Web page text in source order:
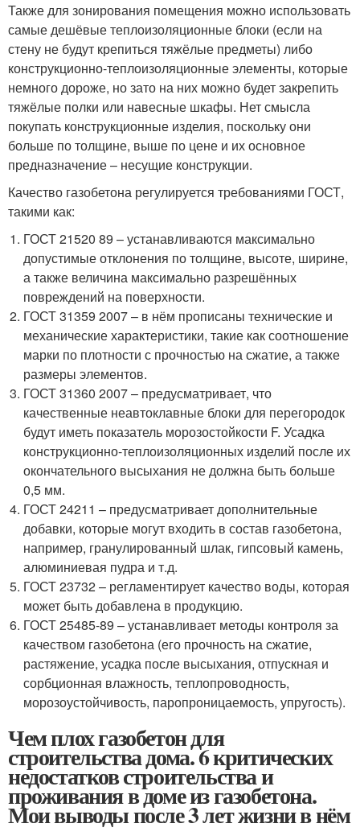
Также для зонирования помещения можно использовать
самые дешёвые теплоизоляционные блоки (если на
стену не будут крепиться тяжёлые предметы) либо
конструкционно-теплоизоляционные элементы, которые
немного дороже, но зато на них можно будет закрепить
тяжёлые полки или навесные шкафы. Нет смысла
покупать конструкционные изделия, поскольку они
больше по толщине, выше по цене и их основное
предназначение – несущие конструкции.
Качество газобетона регулируется требованиями ГОСТ,
такими как:
ГОСТ 21520 89 – устанавливаются максимально
допустимые отклонения по толщине, высоте, ширине,
а также величина максимально разрешённых
повреждений на поверхности.
ГОСТ 31359 2007 – в нём прописаны технические и
механические характеристики, такие как соотношение
марки по плотности с прочностью на сжатие, а также
размеры элементов.
ГОСТ 31360 2007 – предусматривает, что
качественные неавтоклавные блоки для перегородок
будут иметь показатель морозостойкости F. Усадка
конструкционно-теплоизоляционных изделий после их
окончательного высыхания не должна быть больше
0,5 мм.
ГОСТ 24211 – предусматривает дополнительные
добавки, которые могут входить в состав газобетона,
например, гранулированный шлак, гипсовый камень,
алюминиевая пудра и т.д.
ГОСТ 23732 – регламентирует качество воды, которая
может быть добавлена в продукцию.
ГОСТ 25485-89 – устанавливает методы контроля за
качеством газобетона (его прочность на сжатие,
растяжение, усадка после высыхания, отпускная и
сорбционная влажность, теплопроводность,
морозоустойчивость, паропроницаемость, упругость).
Чем плох газобетон для
строительства дома. 6 критических
недостатков строительства и
проживания в доме из газобетона.
Мои выводы после 3 лет жизни в нём